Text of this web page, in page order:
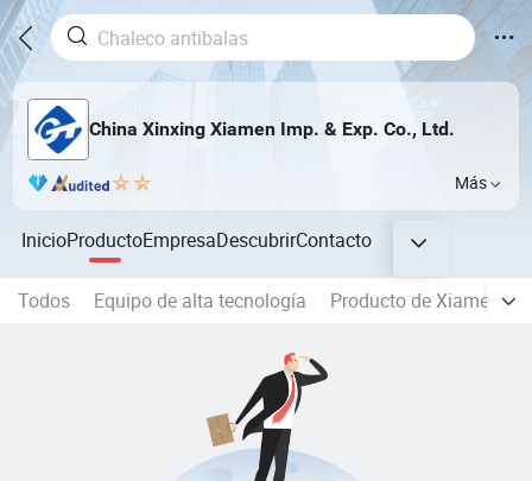
China Xinxing Xiamen Imp. & Exp. Co., Ltd.
Más
InicioProductoEmpresaDescubrirContacto
Todos Equipo de alta tecnología Producto de Xiamen